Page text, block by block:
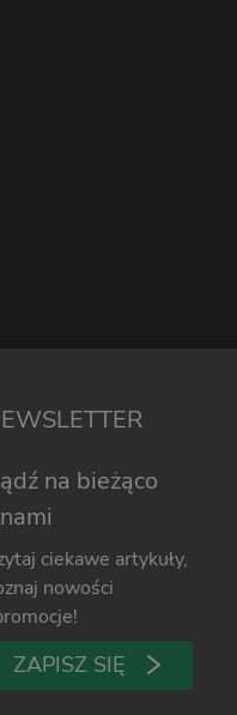
na bieżąco
ciekawe artykuły,
nowości
ZAPISZ SIĘ